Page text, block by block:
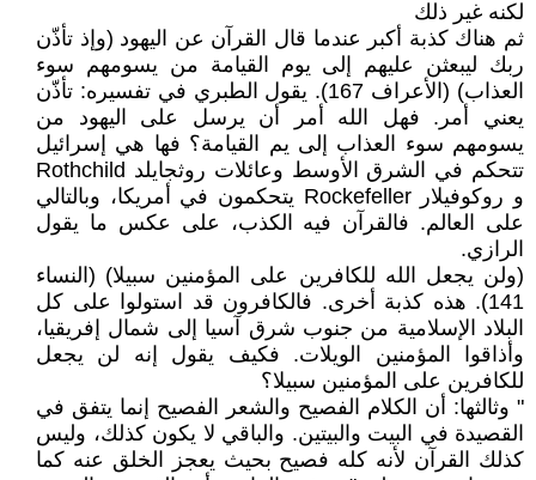
لكنه غير ذلك
ثم هناك كذبة أكبر عندما قال القرآن عن اليهود (وإذ تأذّن
ربك ليبعثن عليهم إلى يوم القيامة من يسومهم سوء
العذاب) (الأعراف 167). يقول الطبري في تفسيره: تأذّن
يعني أمر. فهل الله أمر أن يرسل على اليهود من
يسومهم سوء العذاب إلى يم القيامة؟ فها هي إسرائيل
تتحكم في الشرق الأوسط وعائلات روثجايلد Rothchild
و روكوفيلار Rockefeller يتحكمون في أمريكا، وبالتالي
على العالم. فالقرآن فيه الكذب، على عكس ما يقول
الرازي.
(ولن يجعل الله للكافرين على المؤمنين سبيلا) (النساء
141). هذه كذبة أخرى. فالكافرون قد استولوا على كل
البلاد الإسلامية من جنوب شرق آسيا إلى شمال إفريقيا،
وأذاقوا المؤمنين الويلات. فكيف يقول إنه لن يجعل
للكافرين على المؤمنين سبيلا؟
" وثالثها: أن الكلام الفصيح والشعر الفصيح إنما يتفق في
القصيدة في البيت والبيتين. والباقي لا يكون كذلك، وليس
كذلك القرآن لأنه كله فصيح بحيث يعجز الخلق عنه كما